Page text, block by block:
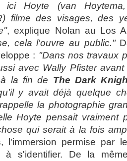
ici Hoyte (van
filme des visages, des
, explique Nolan au Los
cela l'ouvre au public."
: "Dans nos travaux
avec Wally Pfister
la fin de The Dark
y avait déjà quelque
la photographie
Hoyte pensait vraiment
qui serait à la fois
l'immersion permise par
à s'identifier. De la